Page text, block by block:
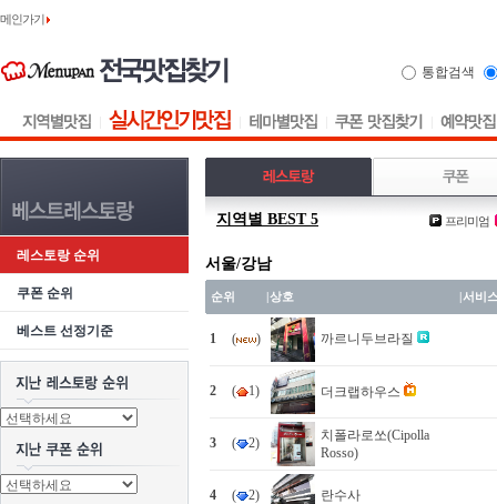
메인가기
통합검색
레스토랑 순위
쿠폰 순위
베스트 선정기준
지역별 BEST 5 프리미엄
서울/강남
순위 |상호 |서비
1 ( ) 까르니두브라질
2 ( 1) 더크랩하우스
3 ( 2)
치폴라로쏘(Cipolla
Rosso)
4 ( 2) 란수사